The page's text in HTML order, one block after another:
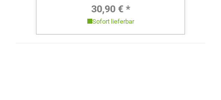
Regulärer Preis:
30,90 € *
Sofort lieferbar